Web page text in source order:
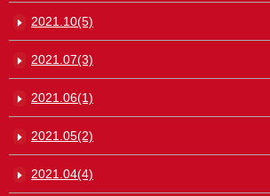
2021.10(5)
2021.07(3)
2021.06(1)
2021.05(2)
2021.04(4)